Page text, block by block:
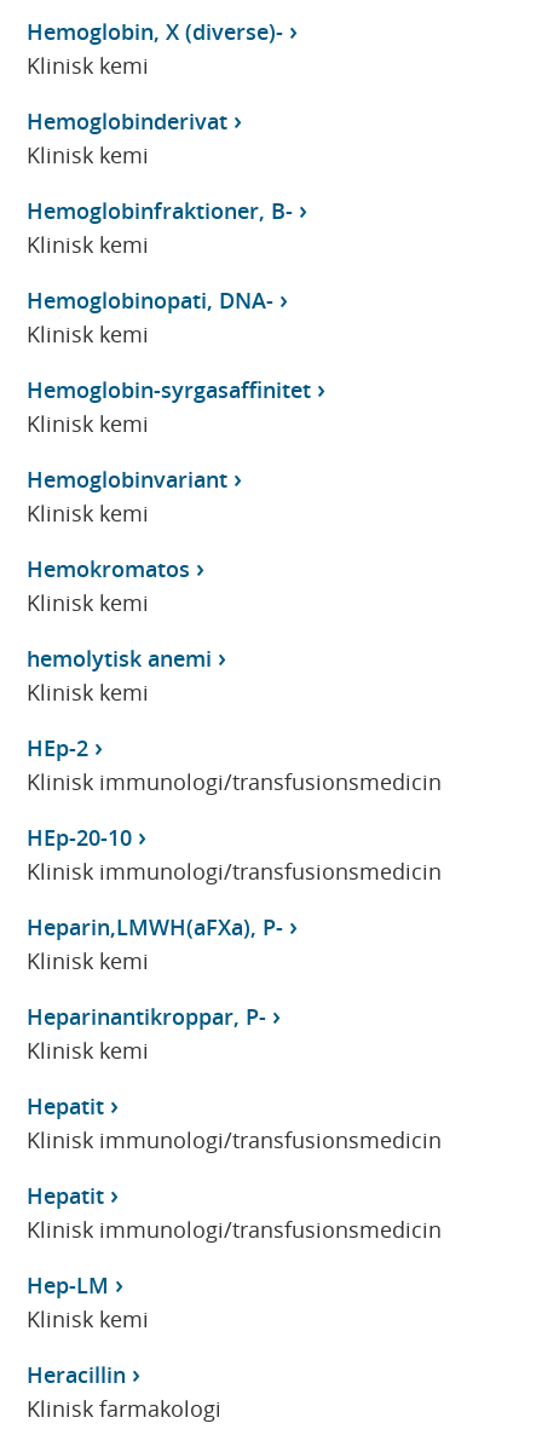
Hemoglobin, X (diverse)-
Klinisk kemi
Hemoglobinderivat
Klinisk kemi
Hemoglobinfraktioner, B-
Klinisk kemi
Hemoglobinopati, DNA-
Klinisk kemi
Hemoglobin-syrgasaffinitet
Klinisk kemi
Hemoglobinvariant
Klinisk kemi
Hemokromatos
Klinisk kemi
hemolytisk anemi
Klinisk kemi
HEp-2
Klinisk immunologi/transfusionsmedicin
HEp-20-10
Klinisk immunologi/transfusionsmedicin
Heparin,LMWH(aFXa), P-
Klinisk kemi
Heparinantikroppar, P-
Klinisk kemi
Hepatit
Klinisk immunologi/transfusionsmedicin
Hepatit
Klinisk immunologi/transfusionsmedicin
Hep-LM
Klinisk kemi
Heracillin
Klinisk farmakologi